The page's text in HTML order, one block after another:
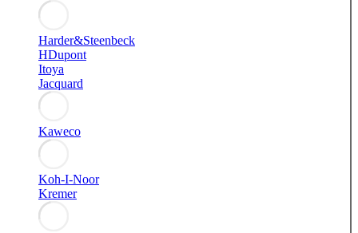
Harder&Steenbeck
HDupont
Itoya
Jacquard
Kaweco
Koh-I-Noor
Kremer